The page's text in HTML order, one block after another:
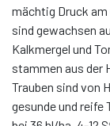
mächtig Druck am
sind gewachsen
Kalkmergel und
stammen aus der
Trauben sind von
gesunde und reife